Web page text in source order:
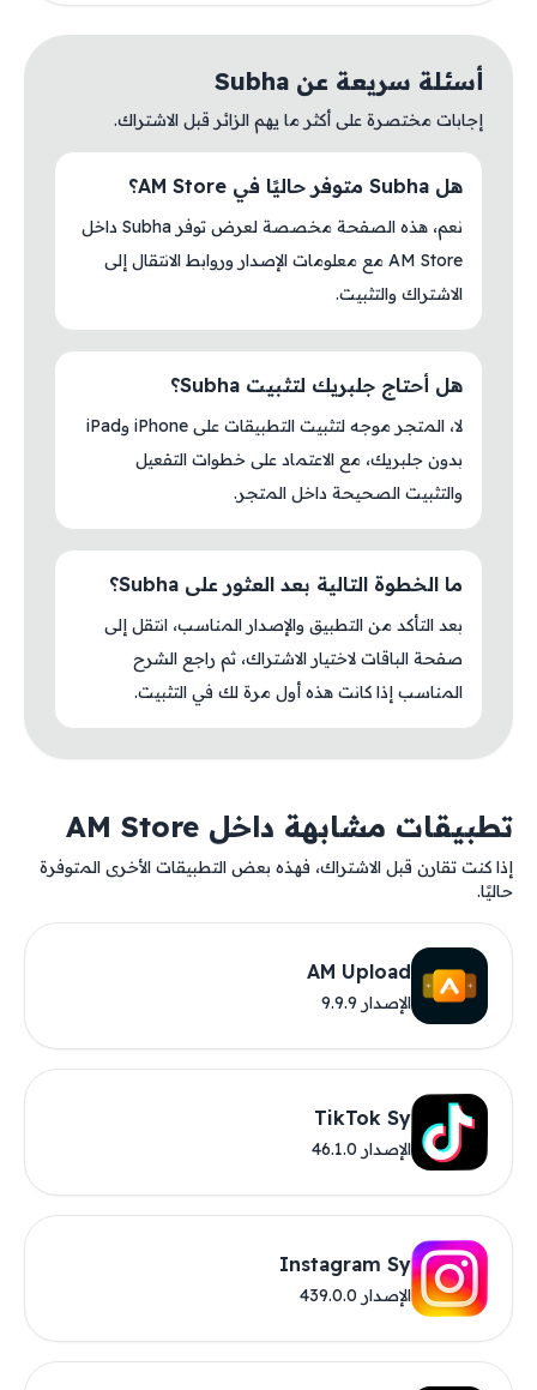
أسئلة سريعة عن Subha
إجابات مختصرة على أكثر ما يهم الزائر قبل الاشتراك.
هل Subha متوفر حاليًا في AM Store؟
نعم، هذه الصفحة مخصصة لعرض توفر Subha داخل
AM Store مع معلومات الإصدار وروابط الانتقال إلى
الاشتراك والتثبيت.
هل أحتاج جلبريك لتثبيت Subha؟
لا، المتجر موجه لتثبيت التطبيقات على iPhone وiPad
بدون جلبريك، مع الاعتماد على خطوات التفعيل
والتثبيت الصحيحة داخل المتجر.
ما الخطوة التالية بعد العثور على Subha؟
بعد التأكد من التطبيق والإصدار المناسب، انتقل إلى
صفحة الباقات لاختيار الاشتراك، ثم راجع الشرح
المناسب إذا كانت هذه أول مرة لك في التثبيت.
تطبيقات مشابهة داخل AM Store
إذا كنت تقارن قبل الاشتراك، فهذه بعض التطبيقات الأخرى المتوفرة
حاليًا.
AM Upload
الإصدار 9.9.9
TikTok Sy
الإصدار 46.1.0
Instagram Sy
الإصدار 439.0.0